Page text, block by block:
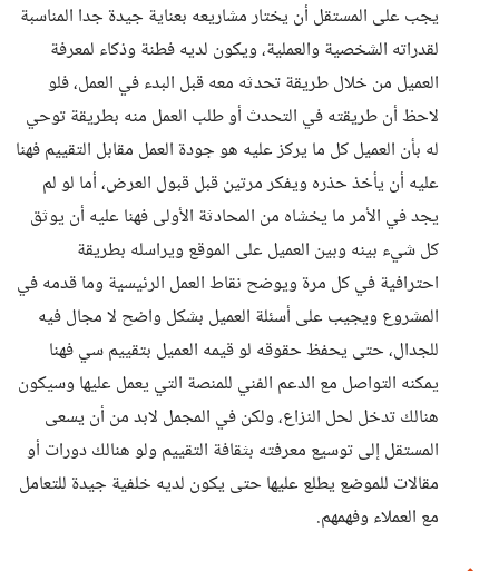
يجب على المستقل أن يختار مشاريعه بعناية جيدة جدا المناسبة
لقدراته الشخصية والعملية، ويكون لديه فطنة وذكاء لمعرفة
العميل من خلال طريقة تحدثه معه قبل البدء في العمل، فلو
لاحظ أن طريقته في التحدث أو طلب العمل منه بطريقة توحي
له بأن العميل كل ما يركز عليه هو جودة العمل مقابل التقييم فهنا
عليه أن يأخذ حذره ويفكر مرتين قبل قبول العرض، أما لو لم
يجد في الأمر ما يخشاه من المحادثة الأولى فهنا عليه أن يوثق
كل شيء بينه وبين العميل على الموقع ويراسله بطريقة
احترافية في كل مرة ويوضح نقاط العمل الرئيسية وما قدمه في
المشروع ويجيب على أسئلة العميل بشكل واضح لا مجال فيه
للجدال، حتى يحفظ حقوقه لو قيمه العميل بتقييم سي فهنا
يمكنه التواصل مع الدعم الفني للمنصة التي يعمل عليها وسيكون
هنالك تدخل لحل النزاع، ولكن في المجمل لابد من أن يسعى
المستقل إلى توسيع معرفته بثقافة التقييم ولو هنالك دورات أو
مقالات للموضع يطلع عليها حتى يكون لديه خلفية جيدة للتعامل
مع العملاء وفهمهم.